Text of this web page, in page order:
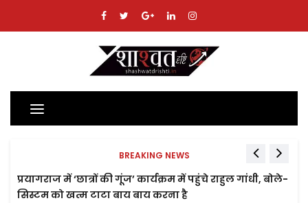
Toggle
navigation
BREAKING NEWS
प्रयागराज में ‘छात्रों की गूंज’ कार्यक्रम में पहुंचे राहुल गांधी, बोले-
सिस्टम को खत्म टाटा बाय बाय करना है